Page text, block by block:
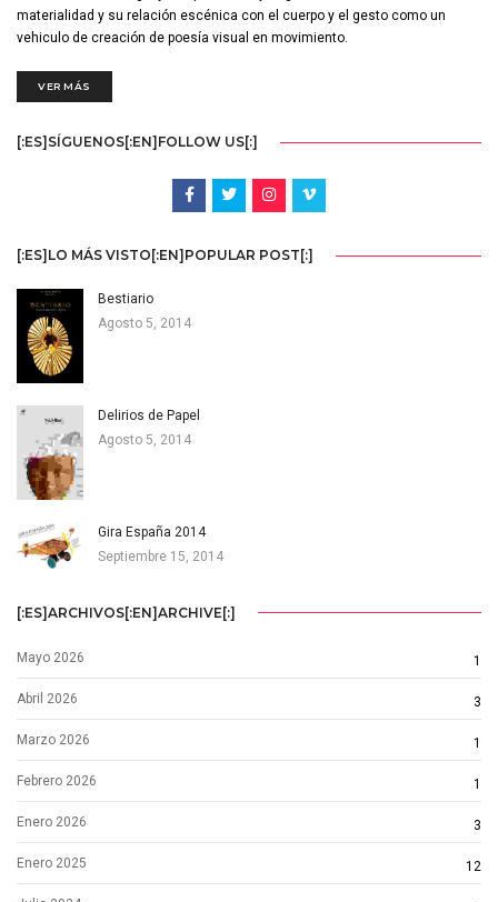
materialidad y su relación escénica con el cuerpo y el gesto como un
vehiculo de creación de poesía visual en movimiento.
VER MÁS
[:ES]SÍGUENOS[:EN]FOLLOW US[:]
[:ES]LO MÁS VISTO[:EN]POPULAR POST[:]
Bestiario
Agosto 5, 2014
Delirios de Papel
Agosto 5, 2014
Gira España 2014
Septiembre 15, 2014
[:ES]ARCHIVOS[:EN]ARCHIVE[:]
Mayo 2026 1
Abril 2026 3
Marzo 2026 1
Febrero 2026 1
Enero 2026 3
Enero 2025 12